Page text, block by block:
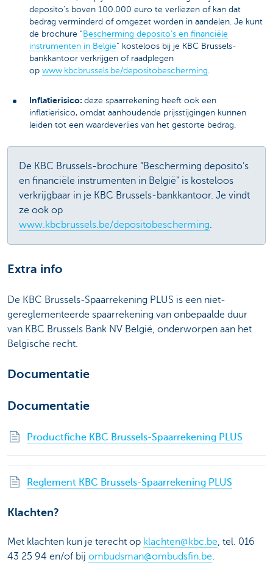
deposito’s boven 100.000 euro te verliezen of kan dat
bedrag verminderd of omgezet worden in aandelen. Je kunt
de brochure “ Bescherming deposito’s en financiële
instrumenten in België” kosteloos bij je KBC Brussels-
bankkantoor verkrijgen of raadplegen
op www.kbcbrussels.be/depositobescherming.
Inflatierisico: deze spaarrekening heeft ook een
inflatierisico, omdat aanhoudende prijsstijgingen kunnen
leiden tot een waardeverlies van het gestorte bedrag.
De KBC Brussels-brochure “Bescherming deposito’s
en financiële instrumenten in België” is kosteloos
verkrijgbaar in je KBC Brussels-bankkantoor. Je vindt
ze ook op
www.kbcbrussels.be/depositobescherming.
Extra info
De KBC Brussels-Spaarrekening PLUS is een niet-
gereglementeerde spaarrekening van onbepaalde duur
van KBC Brussels Bank NV België, onderworpen aan het
Belgische recht.
Documentatie
Documentatie
Productfiche KBC Brussels-Spaarrekening PLUS
Reglement KBC Brussels-Spaarrekening PLUS
Klachten?
Met klachten kun je terecht op klachten@kbc.be, tel. 016
43 25 94 en/of bij ombudsman@ombudsfin.be.